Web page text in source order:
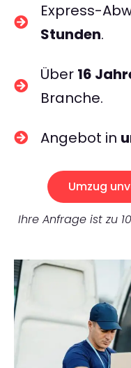
Express-
Stunden.
Über 16
Branche.
Angebot in
Umzug
Ihre Anfrage ist zu